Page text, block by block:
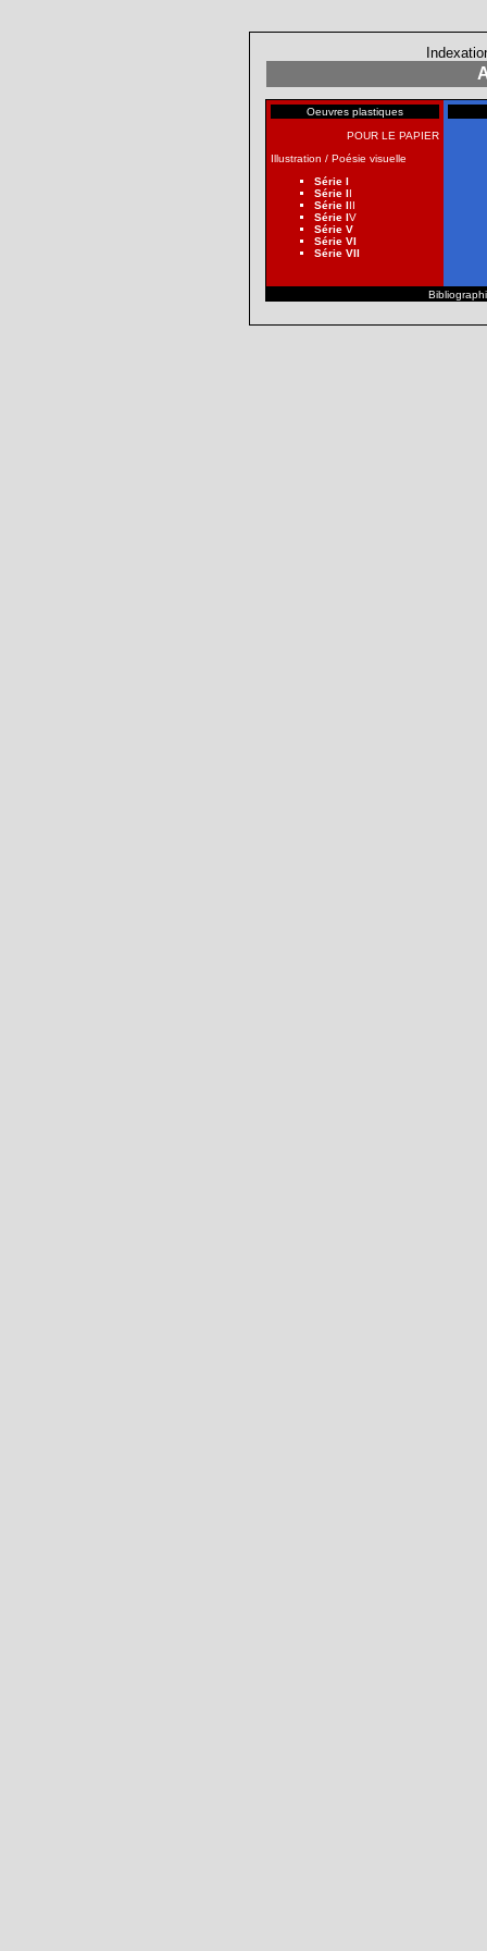
Oeuvres plastiques
POUR LE PAPIER
Illustration / Poésie visuelle
Série I
Série II
Série III
Série IV
Série V
Série VI
Série VII